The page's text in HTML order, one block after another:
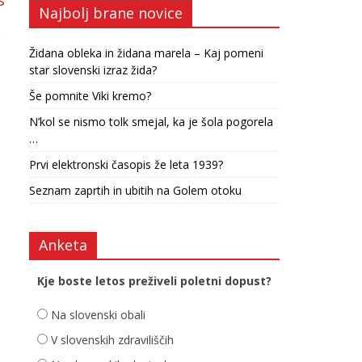
Najbolj brane novice
Židana obleka in židana marela – Kaj pomeni
star slovenski izraz žida?
Še pomnite Viki kremo?
N’kol se nismo tolk smejal, ka je šola pogorela
…
Prvi elektronski časopis že leta 1939?
Seznam zaprtih in ubitih na Golem otoku
Anketa
Kje boste letos preživeli poletni dopust?
Na slovenski obali
V slovenskih zdraviliščih